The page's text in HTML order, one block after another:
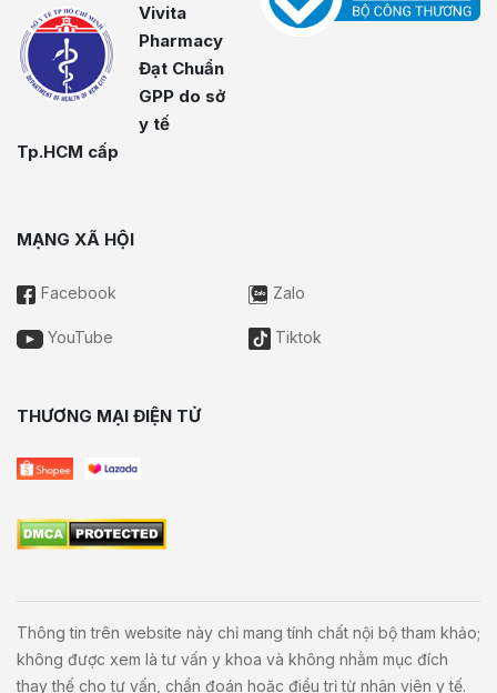
Vivita
Pharmacy
Đạt Chuẩn
GPP do sở
y tế
Tp.HCM cấp
MẠNG XÃ HỘI
Facebook Zalo
YouTube Tiktok
THƯƠNG MẠI ĐIỆN TỬ
Thông tin trên website này chỉ mang tính chất nội bộ tham khảo;
không được xem là tư vấn y khoa và không nhằm mục đích
thay thế cho tư vấn, chẩn đoán hoặc điều trị từ nhân viên y tế.